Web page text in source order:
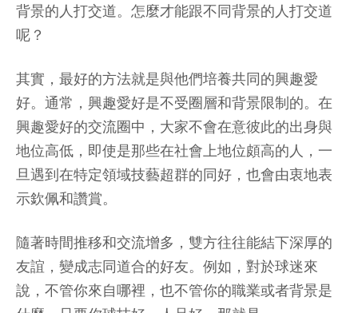
背景的人打交道。怎麼才能跟不同背景的人打交道
呢？
其實，最好的方法就是與他們培養共同的興趣愛
好。通常，興趣愛好是不受圈層和背景限制的。在
興趣愛好的交流圈中，大家不會在意彼此的出身與
地位高低，即使是那些在社會上地位頗高的人，一
旦遇到在特定領域技藝超群的同好，也會由衷地表
示欽佩和讚賞。
隨著時間推移和交流增多，雙方往往能結下深厚的
友誼，變成志同道合的好友。例如，對於球迷來
說，不管你來自哪裡，也不管你的職業或者背景是